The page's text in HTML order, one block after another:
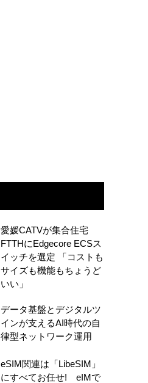
愛媛CATVが集合住宅
FTTHにEdgecore ECSス
イッチを選定 「コストも
サイズも機能もちょうど
いい」
データ基盤とデジタルツ
インが支えるAI時代の自
律型ネットワーク運用
eSIM関連は「LibeSIM」
にすべてお任せ! eIMで